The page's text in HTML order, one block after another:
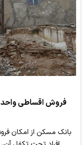
فروش اقساطی
بانک مسکن از امکان